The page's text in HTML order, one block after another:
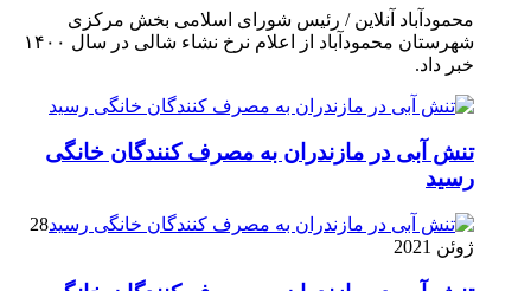
محمودآباد آنلاین / رئیس شورای اسلامی بخش مرکزی
شهرستان محمودآباد از اعلام نرخ نشاء شالی در سال ۱۴۰۰
خبر داد.
تنش آبی در مازندران به مصرف كنندگان خانگی
رسيد
28
ژوئن 2021